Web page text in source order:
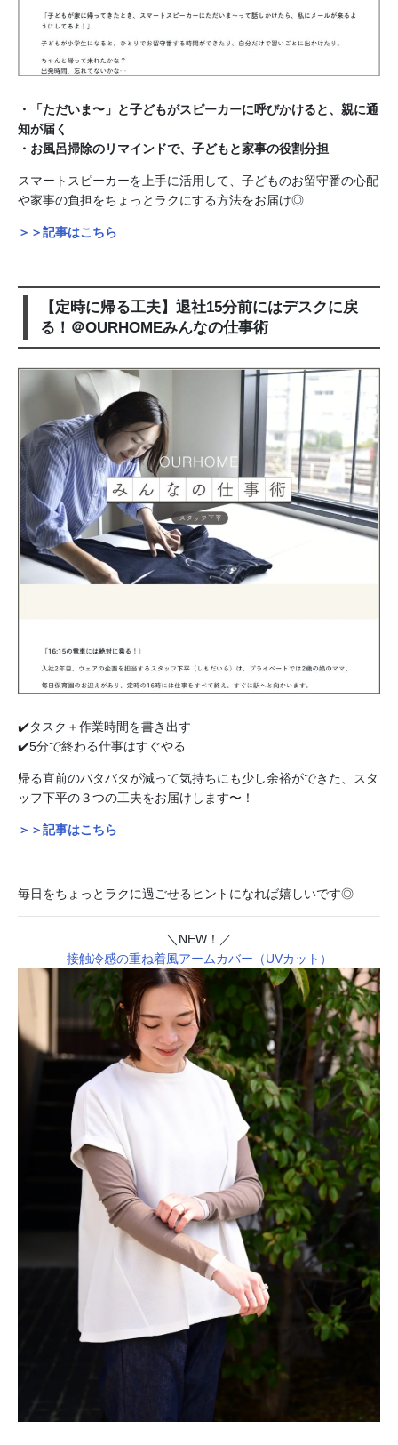
・「ただいま〜」と子どもがスピーカーに呼びかけると、親に通
知が届く
・お風呂掃除のリマインドで、子どもと家事の役割分担
スマートスピーカーを上手に活用して、子どものお留守番の心配
や家事の負担をちょっとラクにする方法をお届け◎
＞＞記事はこちら
【定時に帰る工夫】退社15分前にはデスクに戻
る！＠OURHOMEみんなの仕事術
✔️タスク＋作業時間を書き出す
✔️5分で終わる仕事はすぐやる
帰る直前のバタバタが減って気持ちにも少し余裕ができた、スタ
ッフ下平の３つの工夫をお届けします〜！
＞＞記事はこちら
毎日をちょっとラクに過ごせるヒントになれば嬉しいです◎
＼NEW！／
接触冷感の重ね着風アームカバー（UVカット）